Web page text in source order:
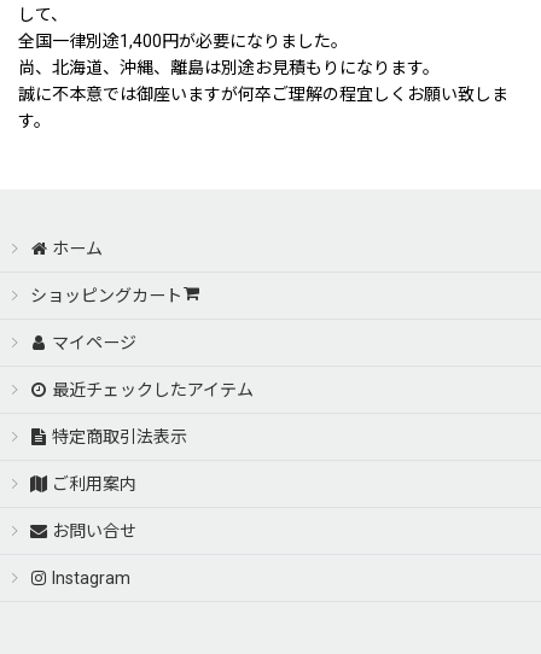
して、
全国一律別途1,400円が必要になりました。
尚、北海道、沖縄、離島は別途お見積もりになります。
誠に不本意では御座いますが何卒ご理解の程宜しくお願い致しま
す。
ホーム
ショッピングカート
マイページ
最近チェックしたアイテム
特定商取引法表示
ご利用案内
お問い合せ
Instagram